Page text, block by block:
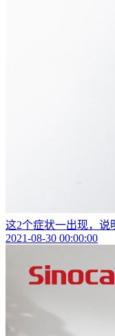
这2个症状一出现，说
2021-08-30 00:00:00